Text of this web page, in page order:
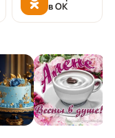
в OK